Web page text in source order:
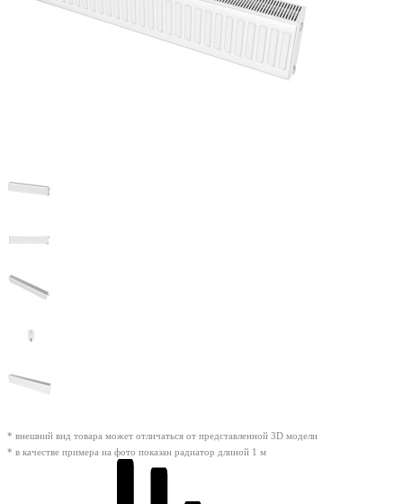
* внешний вид товара может отличаться от представленной 3D модели
* в качестве примера на фото показан радиатор длиной 1 м